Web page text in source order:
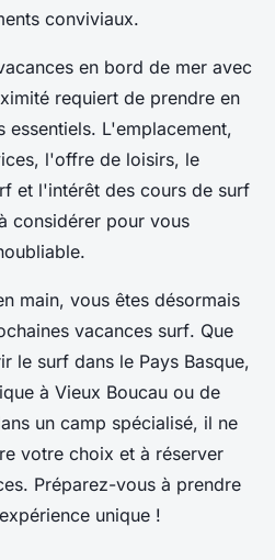
conviviaux.
en bord de mer avec
requiert de prendre en
L'emplacement,
l'offre de loisirs, le
et l'intérêt des cours de surf
considérer pour vous
main, vous êtes désormais
vacances surf. Que
le surf dans le Pays Basque,
à Vieux Boucau ou de
un camp spécialisé, il ne
votre choix et à réserver
Préparez-vous à prendre
unique !